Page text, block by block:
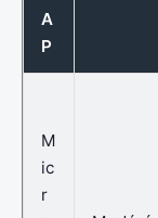
A
P
M
ic
r